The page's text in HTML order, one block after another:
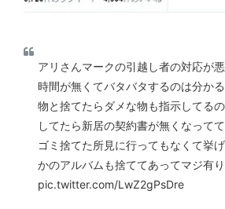
アリさんマークの引越し者の対応が
時間が無くてバタバタするのは分か
物と捨てたらダメな物も指示してる
してたら新居の契約書が無くなって
ゴミ捨てた所見に行ってもなくて挙
かのアルバムも捨ててあってマジ有
pic.twitter.com/LwZ2gPsDre